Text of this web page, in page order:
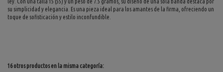
su simplicidad y elegancia. Es una pieza ideal para los amantes de la firma, ofreciendo un
toque de sofisticación y estilo inconfundible.
16 otros productos en la misma categoría: